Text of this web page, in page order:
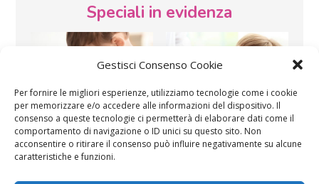
Gestisci Consenso Cookie
Per fornire le migliori esperienze, utilizziamo tecnologie come i cookie
per memorizzare e/o accedere alle informazioni del dispositivo. Il
consenso a queste tecnologie ci permetterà di elaborare dati come il
comportamento di navigazione o ID unici su questo sito. Non
acconsentire o ritirare il consenso può influire negativamente su alcune
caratteristiche e funzioni.
Speciali in evidenza
Vaccini SOS Pediatra